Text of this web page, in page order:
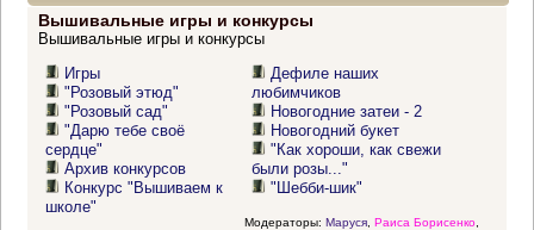
Вышивальные игры и конкурсы
Вышивальные игры и конкурсы
Игры
"Розовый этюд"
"Розовый сад"
"Дарю тебе своё
сердце"
Архив конкурсов
Конкурс "Вышиваем к
школе"
Дефиле наших
любимчиков
Новогодние затеи - 2
Новогодний букет
"Как хороши, как свежи
были розы..."
"Шебби-шик"
Модераторы: Маруся, Раиса Борисенко,